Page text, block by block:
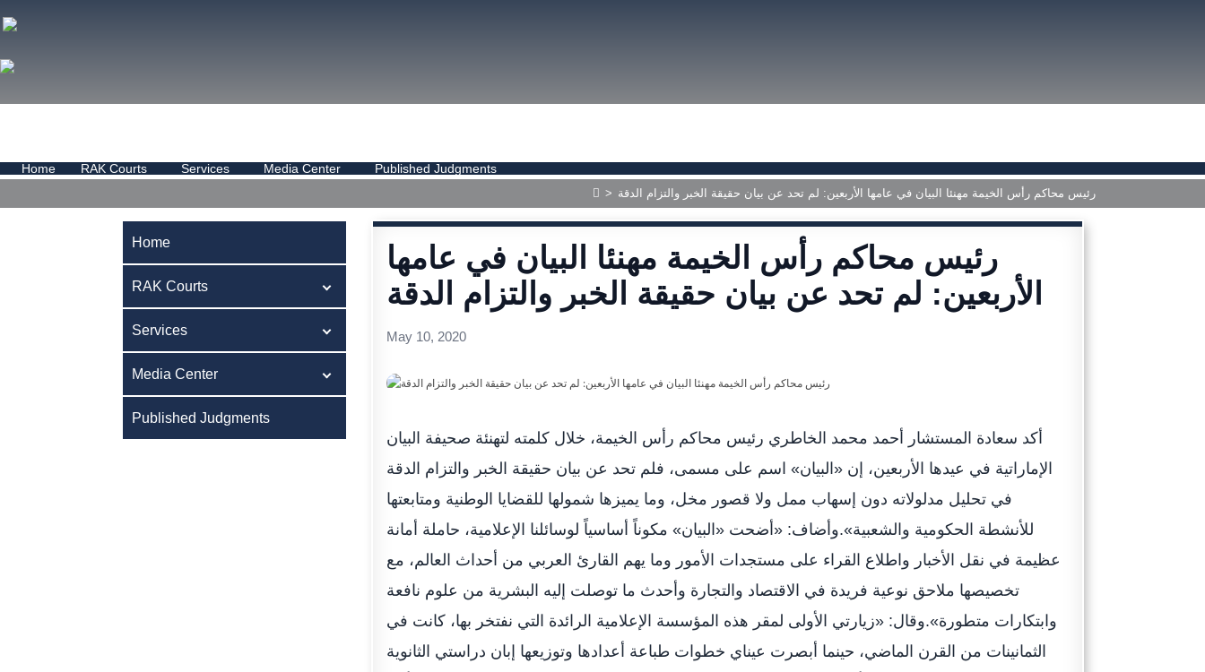
Home RAK Courts Services Media Center Published Judgments
> رئيس محاكم رأس الخيمة مهنئا البيان في عامها الأربعين: لم تحد عن بيان حقيقة الخبر والتزام الدقة
Home
RAK Courts
Services
Media Center
Published Judgments
رئيس محاكم رأس الخيمة مهنئا البيان في عامها
الأربعين: لم تحد عن بيان حقيقة الخبر والتزام الدقة
May 10, 2020
أكد سعادة المستشار أحمد محمد الخاطري رئيس محاكم رأس الخيمة، خلال كلمته لتهنئة صحيفة البيان
الإماراتية في عيدها الأربعين، إن «البيان» اسم على مسمى، فلم تحد عن بيان حقيقة الخبر والتزام الدقة
في تحليل مدلولاته دون إسهاب ممل ولا قصور مخل، وما يميزها شمولها للقضايا الوطنية ومتابعتها
للأنشطة الحكومية والشعبية».وأضاف: «أضحت «البيان» مكوناً أساسياً لوسائلنا الإعلامية، حاملة أمانة
عظيمة في نقل الأخبار واطلاع القراء على مستجدات الأمور وما يهم القارئ العربي من أحداث العالم، مع
تخصيصها ملاحق نوعية فريدة في الاقتصاد والتجارة وأحدث ما توصلت إليه البشرية من علوم نافعة
وابتكارات متطورة».وقال: «زيارتي الأولى لمقر هذه المؤسسة الإعلامية الرائدة التي نفتخر بها، كانت في
الثمانينات من القرن الماضي، حينما أبصرت عيناي خطوات طباعة أعدادها وتوزيعها إبان دراستي الثانوية